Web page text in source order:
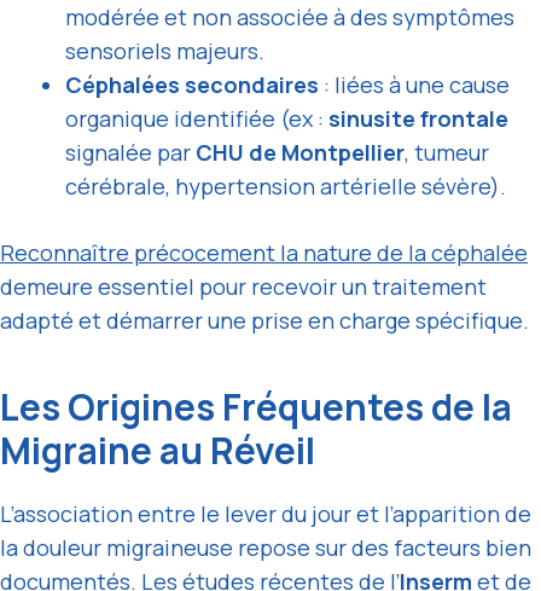
modérée et non associée à des symptômes
sensoriels majeurs.
Céphalées secondaires : liées à une cause
organique identifiée (ex : sinusite frontale
signalée par CHU de Montpellier, tumeur
cérébrale, hypertension artérielle sévère).
Reconnaître précocement la nature de la céphalée
demeure essentiel pour recevoir un traitement
adapté et démarrer une prise en charge spécifique.
Les Origines Fréquentes de la
Migraine au Réveil
L’association entre le lever du jour et l’apparition de
la douleur migraineuse repose sur des facteurs bien
documentés. Les études récentes de l’Inserm et de